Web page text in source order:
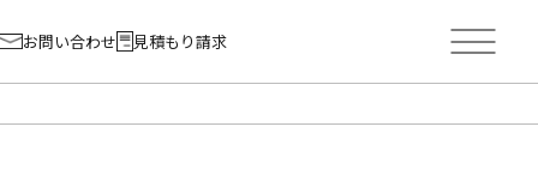
お問い合わせ 見積もり請求